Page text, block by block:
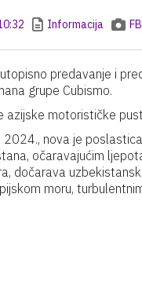
Informacija
predavanje i
grupe Cubismo.
azijske motorističke
2024., nova je
očaravajućim
dočarava
moru,